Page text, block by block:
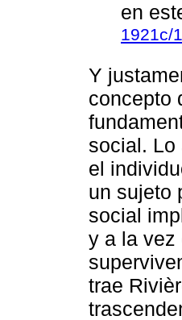
en
1921c/
Y
concepto
social. Lo
el
un sujeto
social
y a la vez
trae